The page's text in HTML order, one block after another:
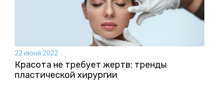
22 июня 2022
Красота не требует жертв: тренды
пластической хирургии